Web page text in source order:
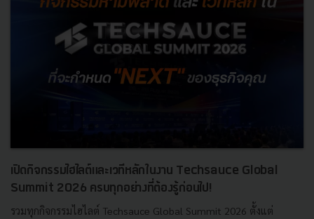
เปิดกิจกรรมไฮไลต์และเวทีหลักในงาน Techsauce Global
Summit 2026 ครบทุกอย่างที่ต้องรู้ก่อนไป!
รวมทุกกิจกรรมไฮไลต์ Techsauce Global Summit 2026 ตั้งแต่